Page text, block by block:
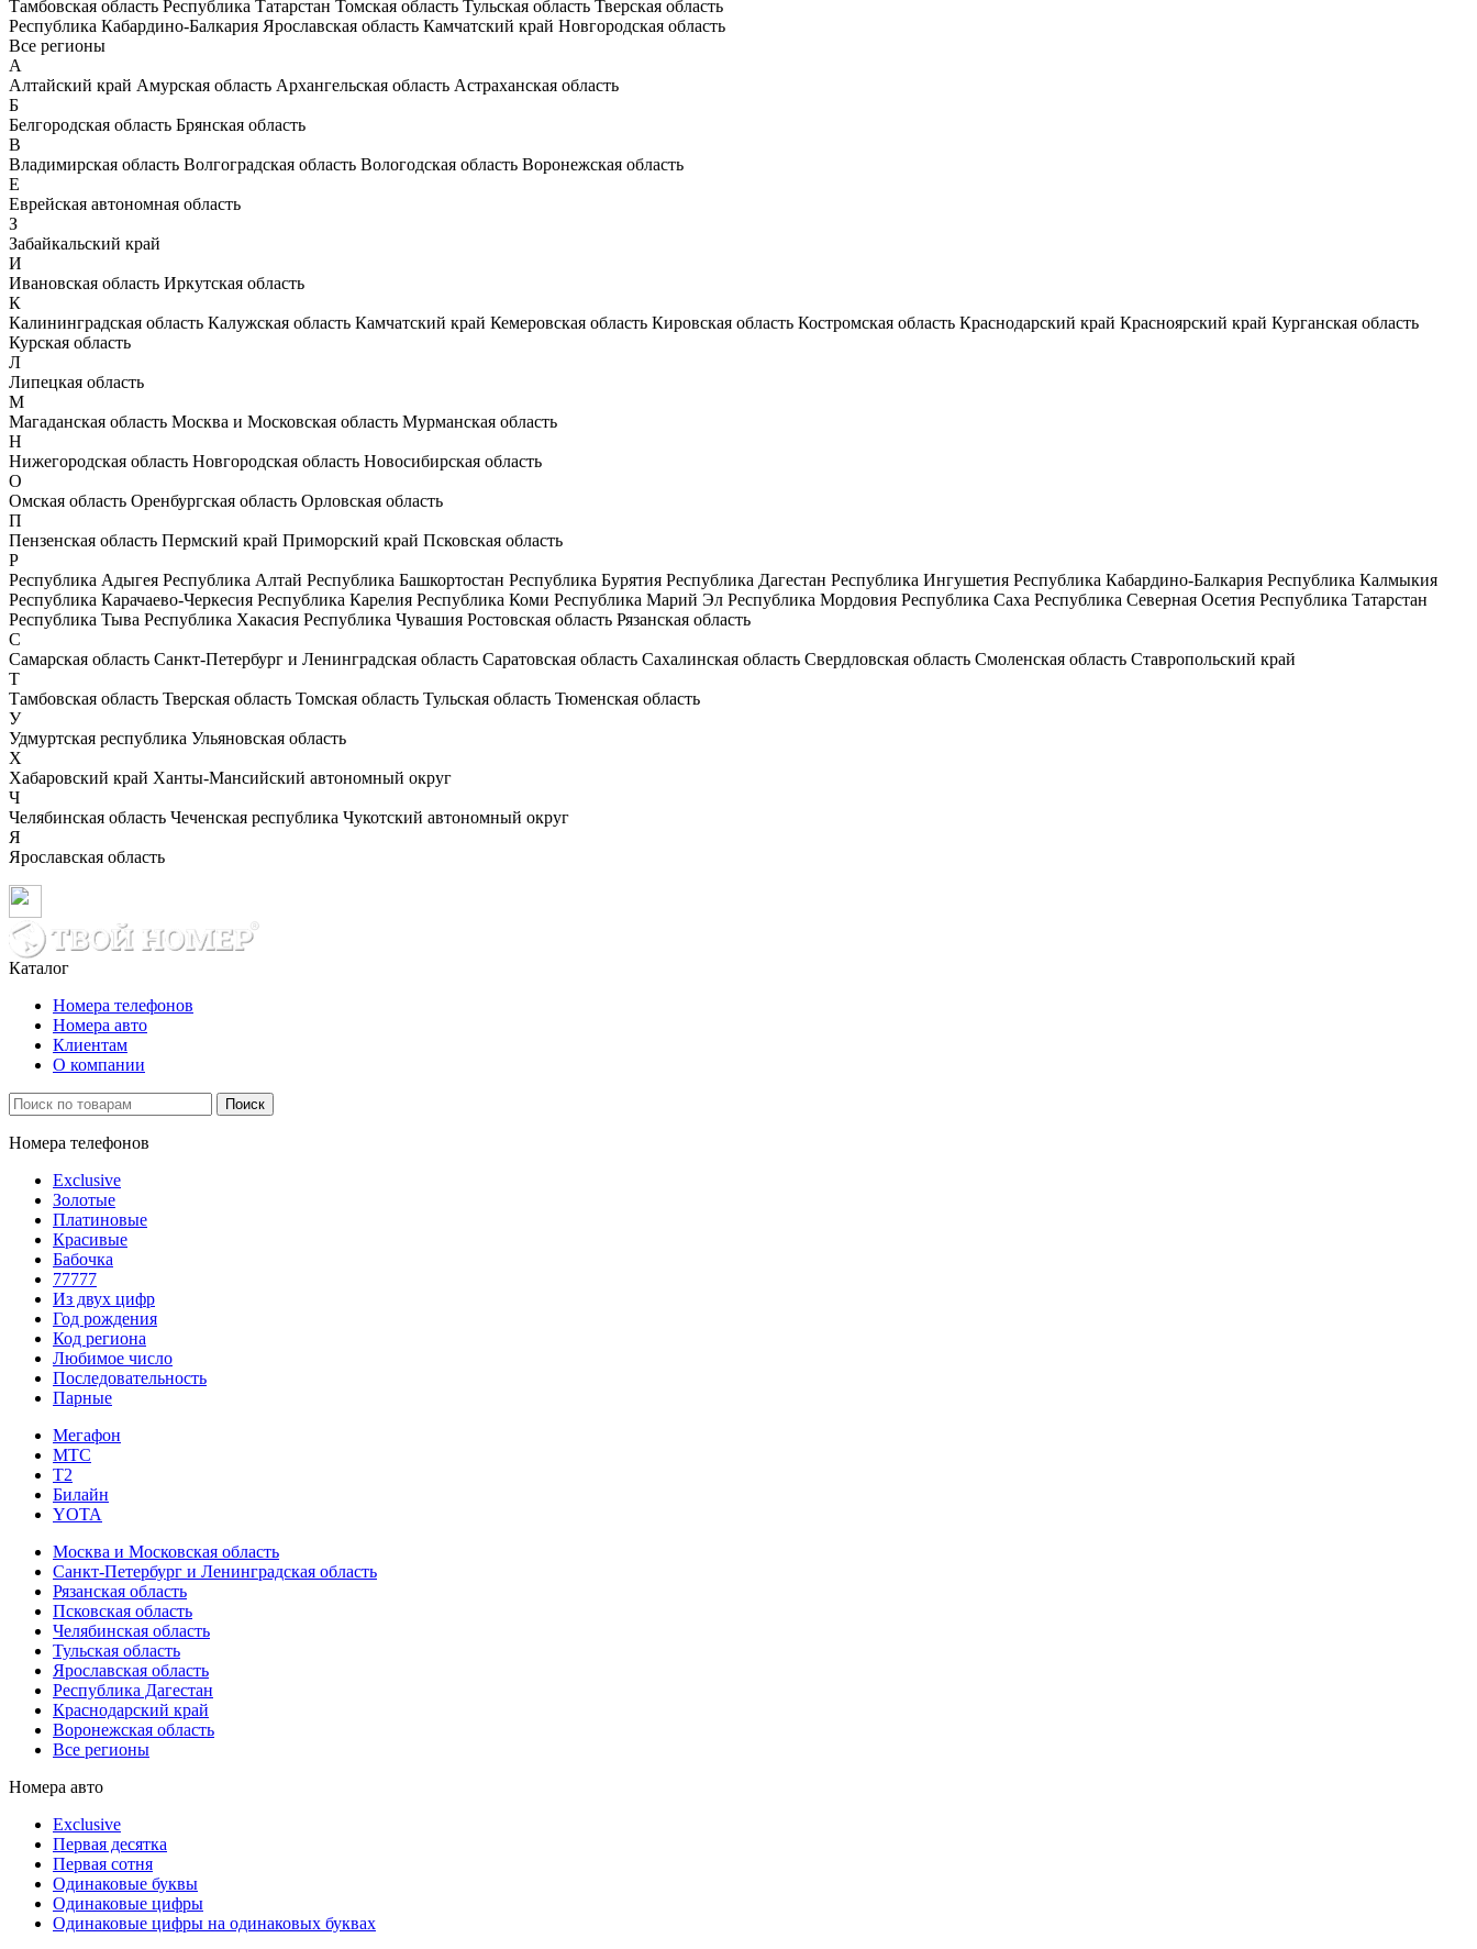
Тамбовская область Республика Татарстан Томская область Тульская область Тверская область
Республика Кабардино-Балкария Ярославская область Камчатский край Новгородская область
Все регионы
А
Алтайский край Амурская область Архангельская область Астраханская область
Б
Белгородская область Брянская область
В
Владимирская область Волгоградская область Вологодская область Воронежская область
Е
Еврейская автономная область
З
Забайкальский край
И
Ивановская область Иркутская область
К
Калининградская область Калужская область Камчатский край Кемеровская область Кировская область Костромская область Краснодарский край Красноярский край Курганская область
Курская область
Л
Липецкая область
М
Магаданская область Москва и Московская область Мурманская область
Н
Нижегородская область Новгородская область Новосибирская область
О
Омская область Оренбургская область Орловская область
П
Пензенская область Пермский край Приморский край Псковская область
Р
Республика Адыгея Республика Алтай Республика Башкортостан Республика Бурятия Республика Дагестан Республика Ингушетия Республика Кабардино-Балкария Республика Калмыкия
Республика Карачаево-Черкесия Республика Карелия Республика Коми Республика Марий Эл Республика Мордовия Республика Саха Республика Северная Осетия Республика Татарстан
Республика Тыва Республика Хакасия Республика Чувашия Ростовская область Рязанская область
С
Самарская область Санкт-Петербург и Ленинградская область Саратовская область Сахалинская область Свердловская область Смоленская область Ставропольский край
Т
Тамбовская область Тверская область Томская область Тульская область Тюменская область
У
Удмуртская республика Ульяновская область
Х
Хабаровский край Ханты-Мансийский автономный округ
Ч
Челябинская область Чеченская республика Чукотский автономный округ
Я
Ярославская область
Каталог
Номера телефонов
Номера авто
Клиентам
О компании
Поиск
Номера телефонов
Exclusive
Золотые
Платиновые
Красивые
Бабочка
77777
Из двух цифр
Год рождения
Код региона
Любимое число
Последовательность
Парные
Мегафон
МТС
Т2
Билайн
YOTA
Москва и Московская область
Санкт-Петербург и Ленинградская область
Рязанская область
Псковская область
Челябинская область
Тульская область
Ярославская область
Республика Дагестан
Краснодарский край
Воронежская область
Все регионы
Номера авто
Exclusive
Первая десятка
Первая сотня
Одинаковые буквы
Одинаковые цифры
Одинаковые цифры на одинаковых буквах